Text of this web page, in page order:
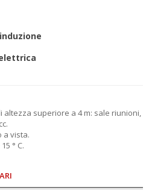
superiore a 4 m: sale riunioni,
a vista.
° C.